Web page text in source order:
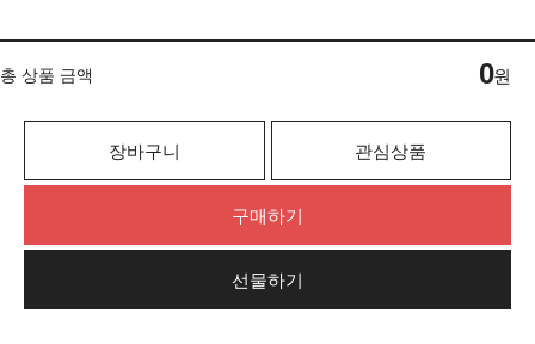
총 상품 금액 0원
장바구니 관심상품
구매하기
선물하기